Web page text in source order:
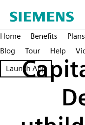
Home Benefits
Blog
Tour Help
Launch App